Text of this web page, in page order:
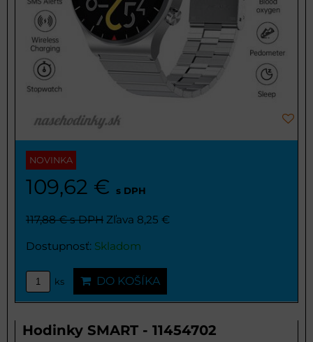
NOVINKA
109,62 € s DPH
117,88 €s DPH Zľava 8,25 €
Dostupnosť: Skladom
ks DO KOŠÍKA
Hodinky SMART - 11454702